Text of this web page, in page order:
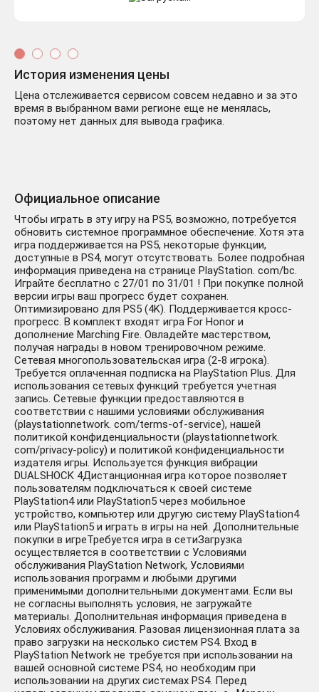
История изменения цены
Цена отслеживается сервисом совсем недавно и за это
время в выбранном вами регионе еще не менялась,
поэтому нет данных для вывода графика.
Официальное описание
Чтобы играть в эту игру на PS5, возможно, потребуется
обновить системное программное обеспечение. Хотя эта
игра поддерживается на PS5, некоторые функции,
доступные в PS4, могут отсутствовать. Более подробная
информация приведена на странице PlayStation. com/bc.
Играйте бесплатно с 27/01 по 31/01 ! При покупке полной
версии игры ваш прогресс будет сохранен.
Оптимизировано для PS5 (4K). Поддерживается кросс-
прогресс. В комплект входят игра For Honor и
дополнение Marching Fire. Овладейте мастерством,
получая награды в новом тренировочном режиме.
Сетевая многопользовательская игра (2-8 игрока).
Требуется оплаченная подписка на PlayStation Plus. Для
использования сетевых функций требуется учетная
запись. Сетевые функции предоставляются в
соответствии с нашими условиями обслуживания
(playstationnetwork. com/terms-of-service), нашей
политикой конфиденциальности (playstationnetwork.
com/privacy-policy) и политикой конфиденциальности
издателя игры. Используется функция вибрации
DUALSHOCK 4Дистанционная игра которое позволяет
пользователям подключаться к своей системе
PlayStation4 или PlayStation5 через мобильное
устройство, компьютер или другую систему PlayStation4
или PlayStation5 и играть в игры на ней. Дополнительные
покупки в игреТребуется игра в сетиЗагрузка
осуществляется в соответствии с Условиями
обслуживания PlayStation Network, Условиями
использования программ и любыми другими
применимыми дополнительными документами. Если вы
не согласны выполнять условия, не загружайте
материалы. Дополнительная информация приведена в
Условиях обслуживания. Разовая лицензионная плата за
право загрузки на несколько систем PS4. Вход в
PlayStation Network не требуется при использовании на
вашей основной системе PS4, но необходим при
использовании на других системах PS4. Перед